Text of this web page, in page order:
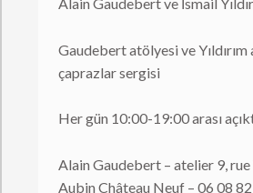
Gaudebert atölyesi ve
çaprazlar sergisi
Her gün 10:00-19:00 arası
Alain Gaudebert – atelier 9, rue
Aubin Château Neuf – 06 08